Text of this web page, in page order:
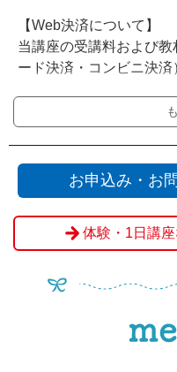
【Web決済について】
当講座の受講料および
ード決済・コンビニ決済
こ
お申込み・お
体験・1日講